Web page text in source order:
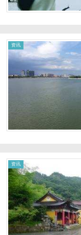
资讯
资讯